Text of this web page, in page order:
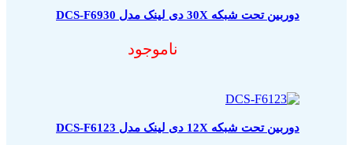
دوربین تحت شبکه 30X دی لینک مدل DCS-F6930
ناموجود
دوربین تحت شبکه 12X دی لینک مدل DCS-F6123